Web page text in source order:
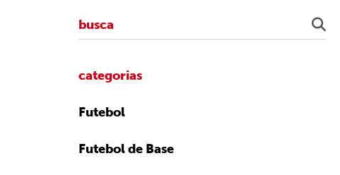
categorias
Futebol
Futebol de Base